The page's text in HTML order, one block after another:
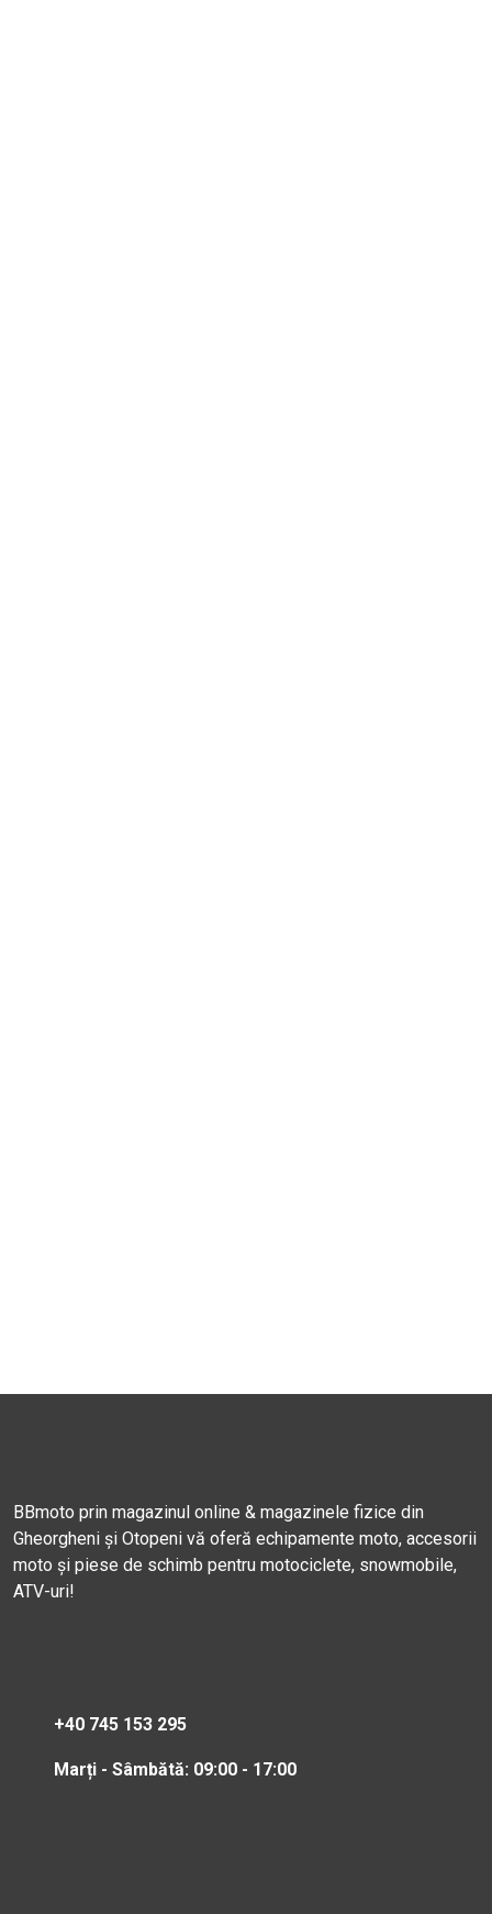
BBmoto prin magazinul online & magazinele fizice din
Gheorgheni și Otopeni vă oferă echipamente moto, accesorii
moto și piese de schimb pentru motociclete, snowmobile,
ATV-uri!
+40 745 153 295
Marți - Sâmbătă: 09:00 - 17:00